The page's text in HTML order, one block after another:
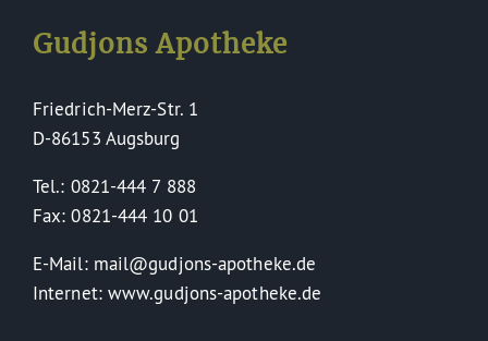
Gudjons Apotheke
Friedrich-Merz-Str. 1
D-86153 Augsburg
Tel.: 0821-444 7 888
Fax: 0821-444 10 01
E-Mail: mail@gudjons-apotheke.de
Internet: www.gudjons-apotheke.de